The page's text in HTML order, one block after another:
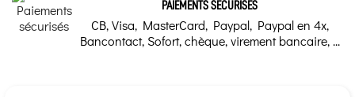
PAIEMENTS SÉCURISÉS
CB, Visa, MasterCard, Paypal, Paypal en 4x,
Bancontact, Sofort, chèque, virement bancaire, ...